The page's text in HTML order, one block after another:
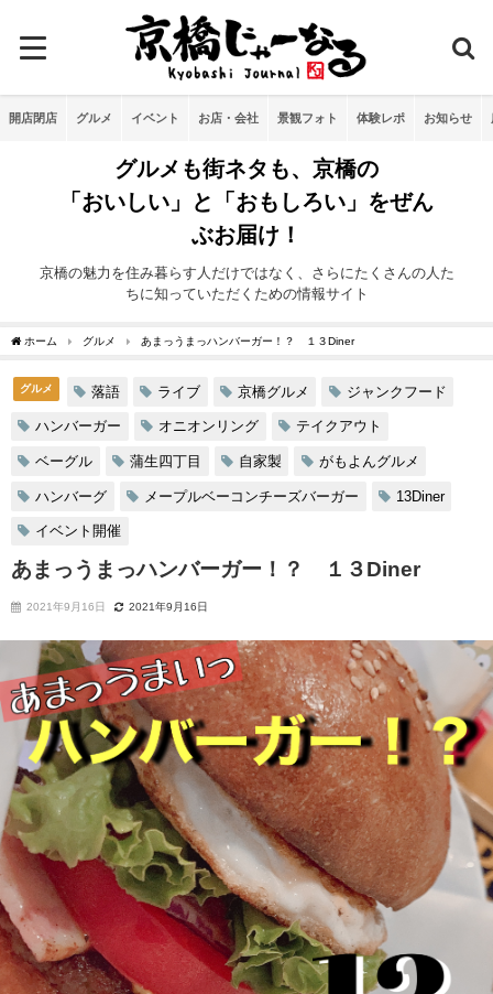
開店閉店 グルメ イベント お店・会社 景観フォト 体験レポ お知らせ
グルメも街ネタも、京橋の
「おいしい」と「おもしろい」をぜん
ぶお届け！
京橋の魅力を住み暮らす人だけではなく、さらにたくさんの人た
ちに知っていただくための情報サイト
ホーム グルメ あまっうまっハンバーガー！？ １３Diner
グルメ 落語 ライブ 京橋グルメ ジャンクフード
ハンバーガー オニオンリング テイクアウト
ベーグル 蒲生四丁目 自家製 がもよんグルメ
ハンバーグ メープルベーコンチーズバーガー 13Diner
イベント開催
あまっうまっハンバーガー！？ １３Diner
2021年9月16日 2021年9月16日